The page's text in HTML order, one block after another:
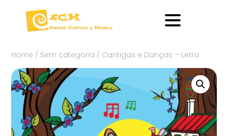
Home / Sem categoria / Cantigas e Danças – Letra